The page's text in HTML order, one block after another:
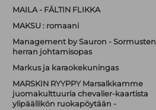
MAILA - FÄLTIN FLIKKA
MAKSU : romaani
Management by Sauron - Sormusten
herran johtamisopas
Markus ja karaokekuningas
MARSKIN RYYPPY Marsalkkamme
juomakulttuuria chevalier-kaartista
ylipäällikön ruokapöytään -